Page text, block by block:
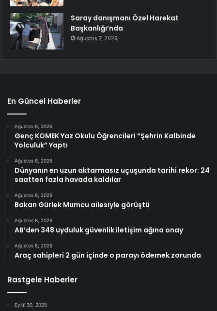
Saray danışmanı Özel Harekat
Başkanlığı’nda
Ağustos 7, 2026
En Güncel Haberler
Ağustos 8, 2026
Genç KOMEK Yaz Okulu Öğrencileri “Şehrin Kalbinde
Yolculuk” Yaptı
Ağustos 8, 2026
Dünyanın en uzun aktarmasız uçuşunda tarihi rekor: 24
saatten fazla havada kaldılar
Ağustos 8, 2026
Bakan Gürlek Mumcu ailesiyle görüştü
Ağustos 8, 2026
AB’den 348 uyduluk güvenlik iletişim ağına onay
Ağustos 8, 2026
Araç sahipleri 2 gün içinde o parayı ödemek zorunda
Rastgele Haberler
Eylül 30, 2025